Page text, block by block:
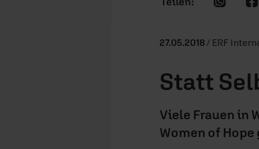
27.05.2018 / ERF
Statt
Viele Frauen in
Women of